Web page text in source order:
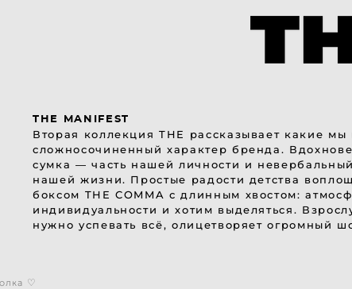
♡
THE MANIFEST
Вторая коллекция THE рассказывает какие
сложносочиненный характер бренда.
сумка — часть нашей личности и
нашей жизни. Простые радости детства
боксом THE COMMA с длинным хвостом:
индивидуальности и хотим выделяться.
нужно успевать всё, олицетворяет огромный